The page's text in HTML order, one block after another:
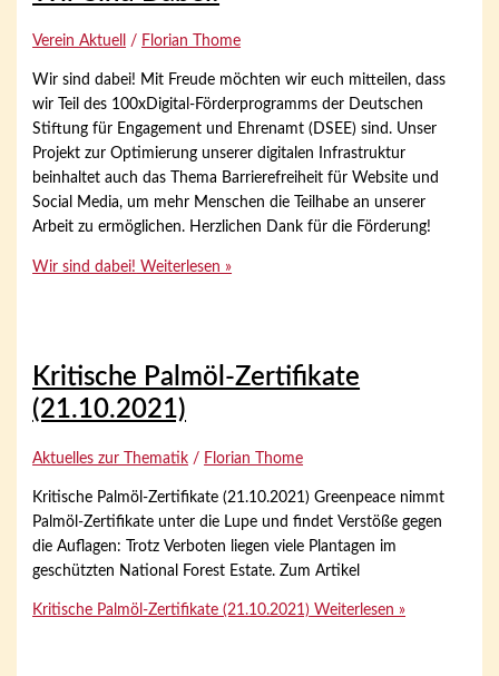
Verein Aktuell / Florian Thome
Wir sind dabei! Mit Freude möchten wir euch mitteilen, dass
wir Teil des 100xDigital-Förderprogramms der Deutschen
Stiftung für Engagement und Ehrenamt (DSEE) sind. Unser
Projekt zur Optimierung unserer digitalen Infrastruktur
beinhaltet auch das Thema Barrierefreiheit für Website und
Social Media, um mehr Menschen die Teilhabe an unserer
Arbeit zu ermöglichen. Herzlichen Dank für die Förderung!
Wir sind dabei! Weiterlesen »
Kritische Palmöl-Zertifikate
(21.10.2021)
Aktuelles zur Thematik / Florian Thome
Kritische Palmöl-Zertifikate (21.10.2021) Greenpeace nimmt
Palmöl-Zertifikate unter die Lupe und findet Verstöße gegen
die Auflagen: Trotz Verboten liegen viele Plantagen im
geschützten National Forest Estate. Zum Artikel
Kritische Palmöl-Zertifikate (21.10.2021) Weiterlesen »